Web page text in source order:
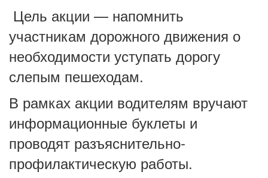
Цель акции — напомнить
участникам дорожного движения о
необходимости уступать дорогу
слепым пешеходам.
В рамках акции водителям вручают
информационные буклеты и
проводят разъяснительно-
профилактическую работы.